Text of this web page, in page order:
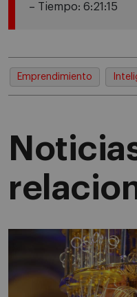
– Tiempo: 6:21:15
Emprendimiento